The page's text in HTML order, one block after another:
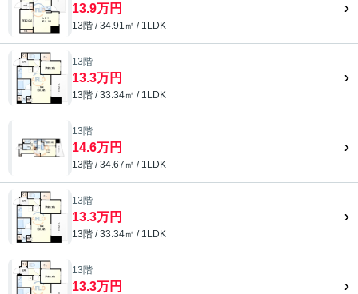
13.9万円
13階 / 34.91㎡ / 1LDK
13階
13.3万円
13階 / 33.34㎡ / 1LDK
13階
14.6万円
13階 / 34.67㎡ / 1LDK
13階
13.3万円
13階 / 33.34㎡ / 1LDK
13階
13.3万円